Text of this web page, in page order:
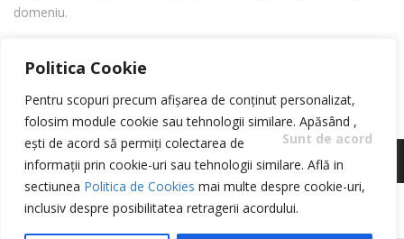
Politica Cookie
Pentru scopuri precum afișarea de conținut personalizat,
folosim module cookie sau tehnologii similare. Apăsând
Sunt de acord
,
ești de acord să permiți colectarea de
informații prin cookie-uri sau tehnologii similare. Află in
sectiunea Politica de Cookies mai multe despre cookie-uri,
inclusiv despre posibilitatea retragerii acordului.
domeniu.
Copyright 2023 © Romfarmachim SA. Realizat de Simplio
Software